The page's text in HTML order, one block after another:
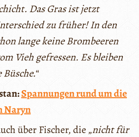
Das Gras ist jetzt
zu früher! In den
lange keine Brombeeren
Vieh gefressen. Es bleiben
“
Spannungen rund um die
Naryn
über Fischer, die „nicht für